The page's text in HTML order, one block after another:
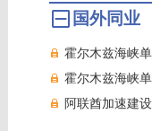
国外同业
霍尔木兹海峡
霍尔木兹海峡
阿联酋加速建